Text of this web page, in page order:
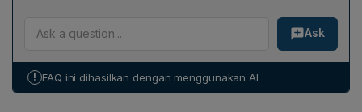
berlangsung selama tiga bulan, dimulai 1 Juni 2026.
Setelah fase percobaan, pengelolaan penuh transaksi
2026.
Ekonom Next Indonesia Center memperkirakan potensi
tambahan penerimaan negara mencapai Rp 175 triliun
per tahun—sekitar Rp 100 triliun dari under‑invoicing
Meski potensi ini bisa menambah tax ratio sekitar 1%
Ask
! FAQ ini dihasilkan dengan menggunakan AI